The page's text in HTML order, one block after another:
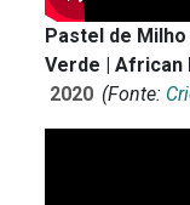
Pastel de
Verde | African
2020 (Fonte: